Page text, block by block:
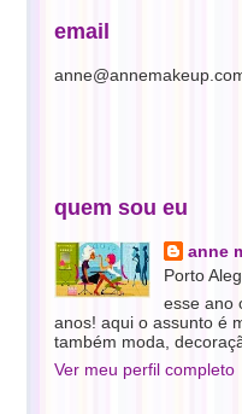
email
quem sou eu
anne
Porto
esse ano
anos! aqui o assunto é
também moda,
Ver meu perfil completo